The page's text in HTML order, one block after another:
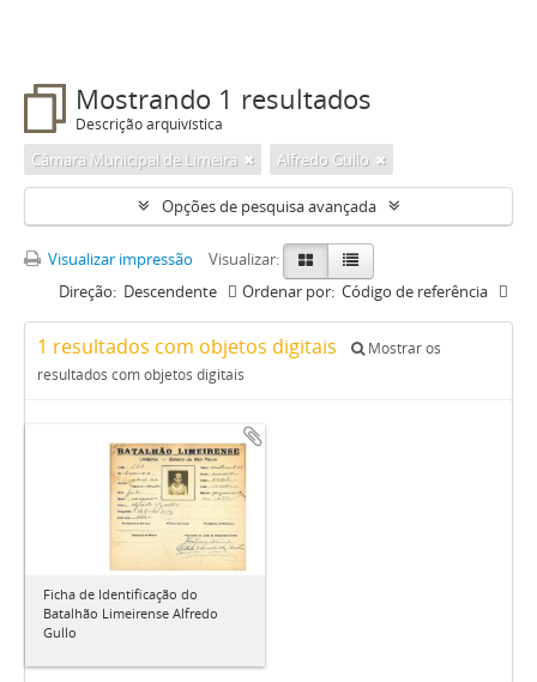
Mostrando 1 resultados
Descrição arquivística
Câmara Municipal de Limeira Alfredo Gullo
Opções de pesquisa avançada
Visualizar impressão
Visualizar:
Ordenar por: Código de referência
Direção: Descendente
1 resultados com objetos digitais
Mostrar os
resultados com objetos digitais
Ficha de Identificação do
Batalhão Limeirense Alfredo
Gullo